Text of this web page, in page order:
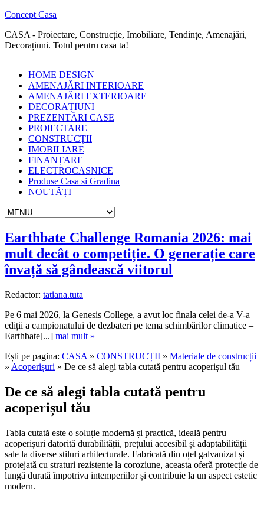
Concept Casa
CASA - Proiectare, Construcție, Imobiliare, Tendințe, Amenajări,
Decorațiuni. Totul pentru casa ta!
HOME DESIGN
AMENAJĂRI INTERIOARE
AMENAJĂRI EXTERIOARE
DECORAȚIUNI
PREZENTĂRI CASE
PROIECTARE
CONSTRUCȚII
IMOBILIARE
FINANȚARE
ELECTROCASNICE
Produse Casa si Gradina
NOUTĂȚI
Earthbate Challenge Romania 2026: mai
mult decât o competiție. O generație care
învață să gândească viitorul
Redactor: tatiana.tuta
Pe 6 mai 2026, la Genesis College, a avut loc finala celei de-a V-a
ediții a campionatului de dezbateri pe tema schimbărilor climatice –
Earthbate[...] mai mult »
Ești pe pagina: CASA » CONSTRUCȚII » Materiale de construcții
» Acoperișuri » De ce să alegi tabla cutată pentru acoperișul tău
De ce să alegi tabla cutată pentru
acoperișul tău
Tabla cutată este o soluție modernă și practică, ideală pentru
acoperișuri datorită durabilității, prețului accesibil și adaptabilității
sale la diverse stiluri arhitecturale. Fabricată din oțel galvanizat și
protejată cu straturi rezistente la coroziune, aceasta oferă protecție de
lungă durată împotriva intemperiilor și contribuie la un aspect estetic
modern.